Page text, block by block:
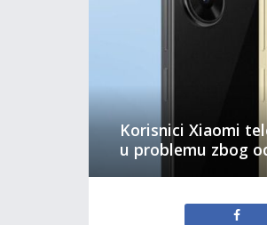
Korisnici Xiaomi
u problemu zbog